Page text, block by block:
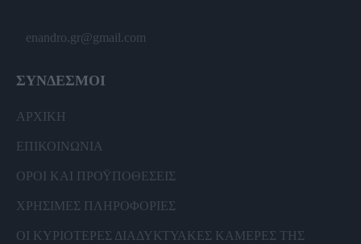
enandro.gr@gmail.com
ΣΥΝΔΕΣΜΟΙ
ΑΡΧΙΚΗ
ΕΠΙΚΟΙΝΩΝΙΑ
ΟΡΟΙ ΚΑΙ ΠΡΟΫΠΟΘΕΣΕΙΣ
ΧΡΗΣΙΜΕΣ ΠΛΗΡΟΦΟΡΙΕΣ
ΟΙ ΚΥΡΙΟΤΕΡΕΣ ΔΙΑΔΥΚΤΥΑΚΕΣ ΚΑΜΕΡΕΣ ΤΗΣ